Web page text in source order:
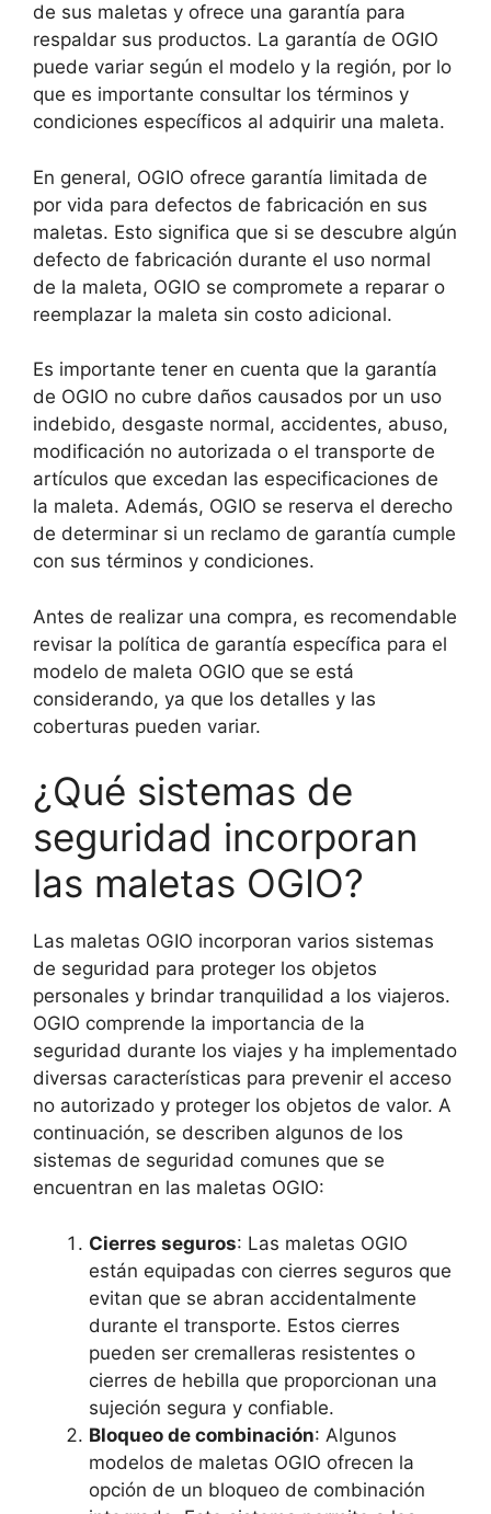
de sus maletas y ofrece una garantía para
respaldar sus productos. La garantía de OGIO
puede variar según el modelo y la región, por lo
que es importante consultar los términos y
condiciones específicos al adquirir una maleta.
En general, OGIO ofrece garantía limitada de
por vida para defectos de fabricación en sus
maletas. Esto significa que si se descubre algún
defecto de fabricación durante el uso normal
de la maleta, OGIO se compromete a reparar o
reemplazar la maleta sin costo adicional.
Es importante tener en cuenta que la garantía
de OGIO no cubre daños causados por un uso
indebido, desgaste normal, accidentes, abuso,
modificación no autorizada o el transporte de
artículos que excedan las especificaciones de
la maleta. Además, OGIO se reserva el derecho
de determinar si un reclamo de garantía cumple
con sus términos y condiciones.
Antes de realizar una compra, es recomendable
revisar la política de garantía específica para el
modelo de maleta OGIO que se está
considerando, ya que los detalles y las
coberturas pueden variar.
¿Qué sistemas de
seguridad incorporan
las maletas OGIO?
Las maletas OGIO incorporan varios sistemas
de seguridad para proteger los objetos
personales y brindar tranquilidad a los viajeros.
OGIO comprende la importancia de la
seguridad durante los viajes y ha implementado
diversas características para prevenir el acceso
no autorizado y proteger los objetos de valor. A
continuación, se describen algunos de los
sistemas de seguridad comunes que se
encuentran en las maletas OGIO:
Cierres seguros: Las maletas OGIO
están equipadas con cierres seguros que
evitan que se abran accidentalmente
durante el transporte. Estos cierres
pueden ser cremalleras resistentes o
cierres de hebilla que proporcionan una
sujeción segura y confiable.
Bloqueo de combinación: Algunos
modelos de maletas OGIO ofrecen la
opción de un bloqueo de combinación